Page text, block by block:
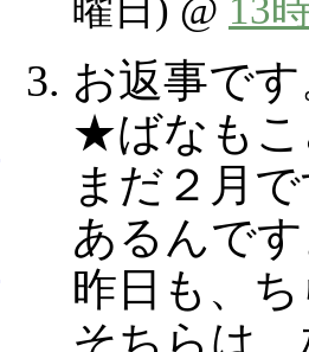
曜日) @ 13
お返事で
★ばなもこ
まだ２月
あるんで
昨日も、
そちらは